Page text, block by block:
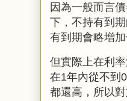
因為一般而言
下 ， 不持有到
有到期會略增加
但實際上在利
在1年內從不到
都還高，所以